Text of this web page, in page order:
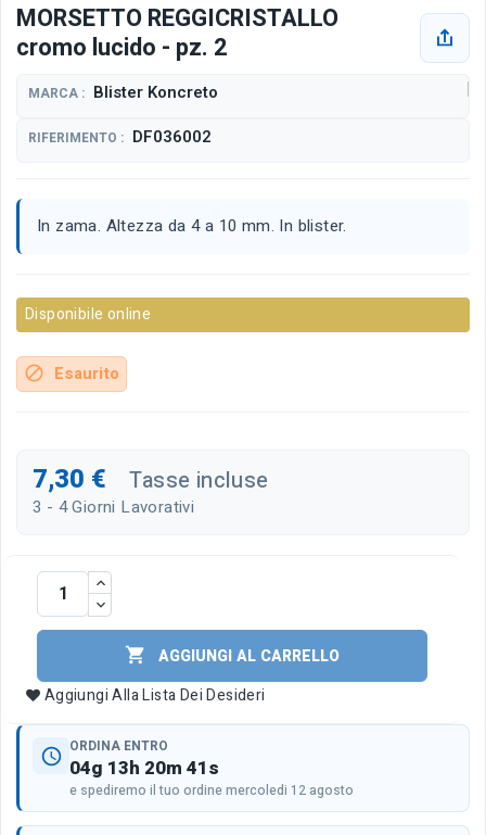
MORSETTO REGGICRISTALLO
cromo lucido - pz. 2
MARCA : Blister Koncreto
RIFERIMENTO : DF036002
In zama. Altezza da 4 a 10 mm. In blister.
Disponibile online
block Esaurito
7,30 € Tasse incluse
3 - 4 Giorni Lavorativi

AGGIUNGI AL CARRELLO
Aggiungi Alla Lista Dei Desideri
schedule ORDINA ENTRO
04g 13h 20m 41s
e spediremo il tuo ordine mercoledi 12 agosto